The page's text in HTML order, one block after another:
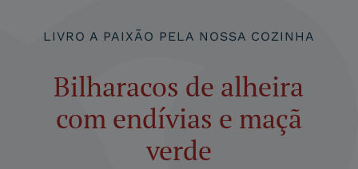
LIVRO A PAIXÃO PELA NOSSA COZINHA
Bilharacos de alheira
com endívias e maçã
verde